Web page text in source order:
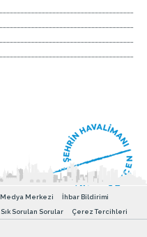
Medya Merkezi
İhbar Bildirimi
Sık Sorulan Sorular Çerez Tercihleri